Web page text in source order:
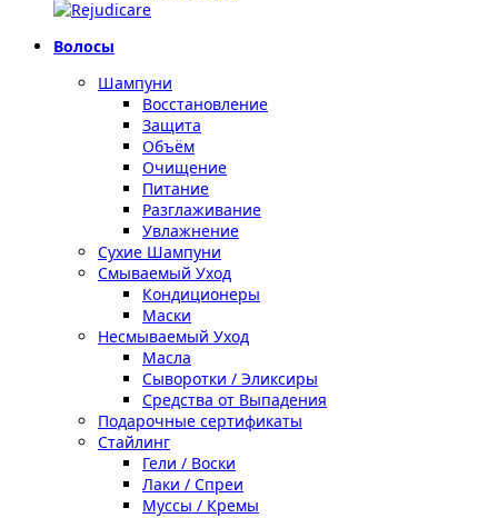
Волосы
Шампуни
Восстановление
Защита
Объём
Очищение
Питание
Разглаживание
Увлажнение
Сухие Шампуни
Смываемый Уход
Кондиционеры
Маски
Несмываемый Уход
Масла
Сыворотки / Эликсиры
Средства от Выпадения
Подарочные сертификаты
Стайлинг
Гели / Воски
Лаки / Спреи
Муссы / Кремы